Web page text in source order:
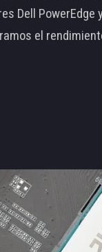
Dell
el